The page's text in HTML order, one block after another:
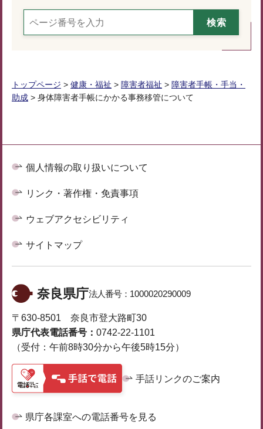
トップページ > 健康・福祉 > 障害者福祉 > 障害者手帳・手当・
助成 > 身体障害者手帳にかかる事務移管について
個人情報の取り扱いについて
リンク・著作権・免責事項
ウェブアクセシビリティ
サイトマップ
奈良県庁法人番号： 1000020290009
〒630-8501 奈良市登大路町30
県庁代表電話番号： 0742-22-1101
（受付：午前8時30分から午後5時15分）
手話リンクのご案内
県庁各課室への電話番号を見る